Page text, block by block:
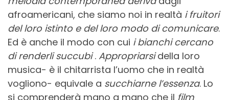
afroamericani, che siamo noi in realtà i fruitori
del loro istinto e del loro modo di comunicare.
Ed è anche il modo con cui i bianchi cercano
di renderli succubi. Appropriarsidella loro
musica- è il chitarrista l’uomo che in realtà
vogliono- equivale a succhiarne l’essenza. Lo
si comprenderà mano a mano che il film